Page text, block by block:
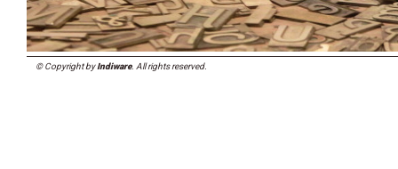
© Copyright byIndiware. All rights reserved.